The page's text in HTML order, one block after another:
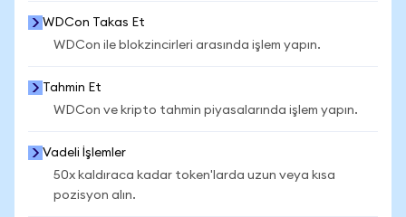
WDCon Takas Et
WDCon ile blokzincirleri arasında işlem yapın.
Tahmin Et
WDCon ve kripto tahmin piyasalarında işlem yapın.
Vadeli İşlemler
50x kaldıraca kadar token'larda uzun veya kısa
pozisyon alın.